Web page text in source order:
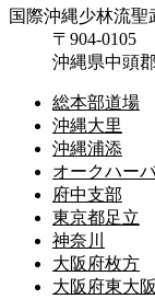
国際沖縄少林流聖
〒904-0105
沖縄県中頭
総本部道場
沖縄大里
沖縄浦添
オークハー
府中支部
東京都足立
神奈川
大阪府枚方
大阪府東大阪